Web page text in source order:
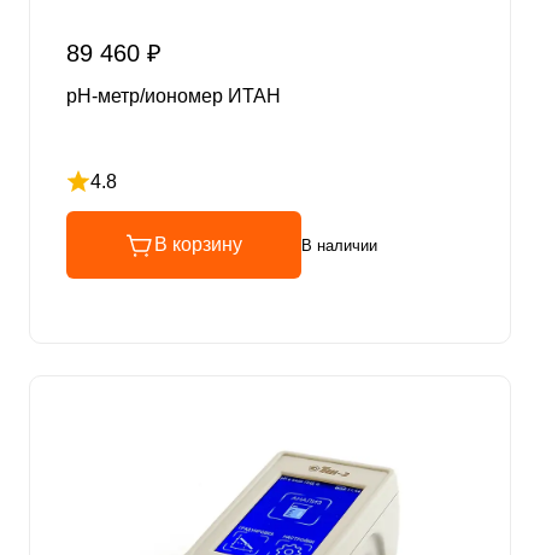
89 460 ₽
pH-метр/иономер ИТАН
4.8
Рейтинг 4.8 из 5
В корзину В наличии